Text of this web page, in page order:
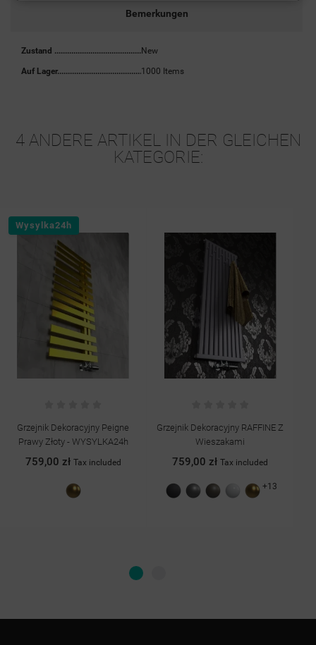
Bemerkungen
Zustand New
Auf Lager 1000 Items
4 ANDERE ARTIKEL IN DER GLEICHEN
KATEGORIE:
Grzejnik Dekoracyjny RAFFINE Z
Wieszakami
759,00 złTax included
Antracyt
struktura
Quartz
II
Grzejnik Łazienkowy Elektryczny
BLUES Sensor CHROM
899,00 złTax included
Chrom Biały